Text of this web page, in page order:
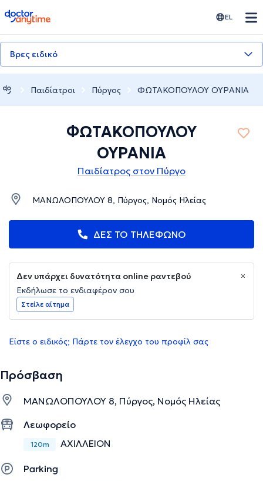
doctoranytime EL
Βρες ειδικό
Παιδίατροι Πύργος ΦΩΤΑΚΟΠΟΥΛΟΥ ΟΥΡΑΝΙΑ
ΦΩΤΑΚΟΠΟΥΛΟΥ
ΟΥΡΑΝΙΑ
Παιδίατρος στον Πύργο
ΜΑΝΩΛΟΠΟΥΛΟΥ 8, Πύργος, Νομός Ηλείας
ΔΕΣ ΤΟ ΤΗΛΕΦΩΝΟ
Δεν υπάρχει δυνατότητα online ραντεβού
Εκδήλωσε το ενδιαφέρον σου
Στείλε αίτημα
Είστε ο ειδικός; Πάρτε τον έλεγχο του προφίλ σας
Πρόσβαση
ΜΑΝΩΛΟΠΟΥΛΟΥ 8, Πύργος, Νομός Ηλείας
Λεωφορείο
120m ΑΧΙΛΛΕΙΟΝ
Parking